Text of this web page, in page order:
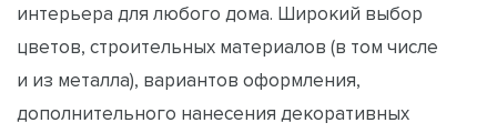
интерьера для любого дома. Широкий выбор
цветов, строительных материалов (в том числе
и из металла), вариантов оформления,
дополнительного нанесения декоративных